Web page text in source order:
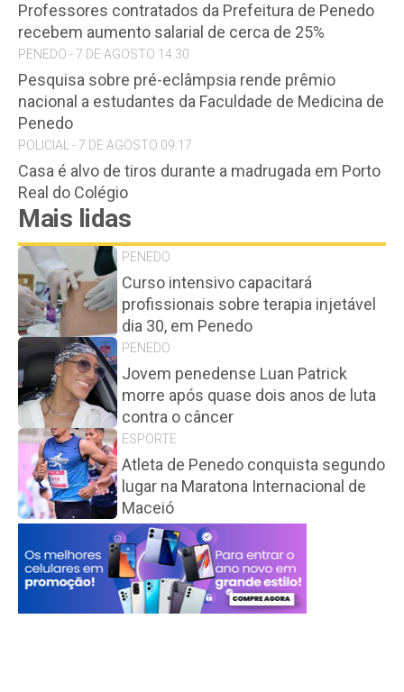
Professores contratados da Prefeitura de Penedo
recebem aumento salarial de cerca de 25%
PENEDO - 7 DE AGOSTO 14:30
Pesquisa sobre pré-eclâmpsia rende prêmio
nacional a estudantes da Faculdade de Medicina de
Penedo
POLICIAL - 7 DE AGOSTO 09:17
Casa é alvo de tiros durante a madrugada em Porto
Real do Colégio
Mais lidas
PENEDO
Curso intensivo capacitará
profissionais sobre terapia injetável
dia 30, em Penedo
PENEDO
Jovem penedense Luan Patrick
morre após quase dois anos de luta
contra o câncer
ESPORTE
Atleta de Penedo conquista segundo
lugar na Maratona Internacional de
Maceió